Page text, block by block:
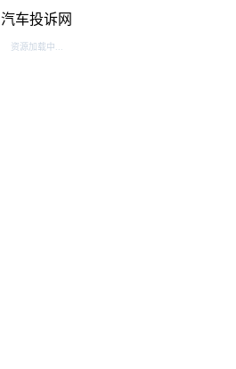
汽车投诉网
资源加载中...